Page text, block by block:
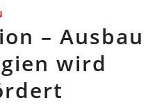
– Ausbau
wird